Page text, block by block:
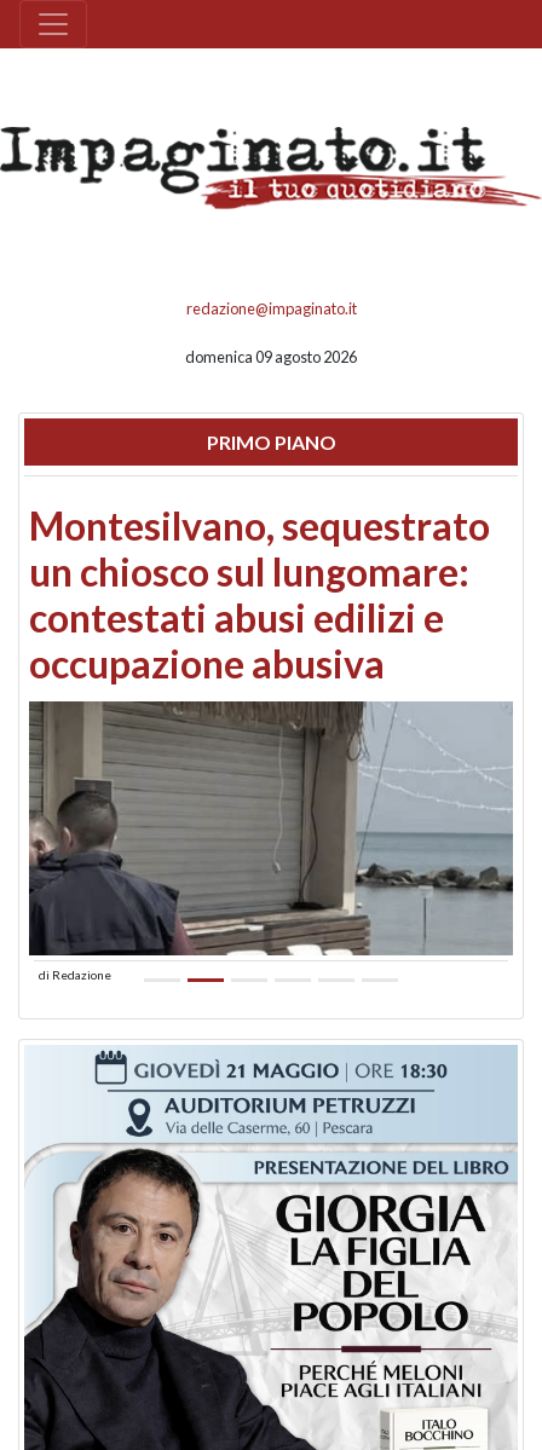
redazione@impaginato.it
domenica 09 agosto 2026
PRIMO PIANO
Montesilvano, sequestrato
un chiosco sul lungomare:
contestati abusi edilizi e
occupazione abusiva
di Redazione